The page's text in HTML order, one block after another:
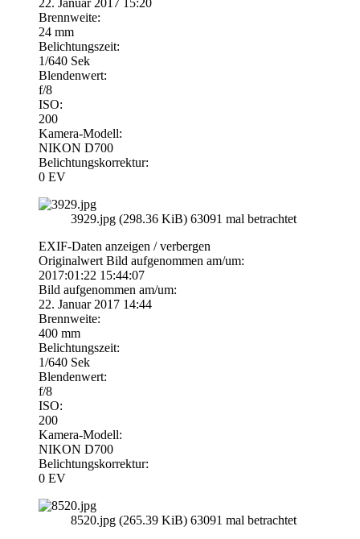
22. Januar 2017 15:20
Brennweite:
24 mm
Belichtungszeit:
1/640 Sek
Blendenwert:
f/8
ISO:
200
Kamera-Modell:
NIKON D700
Belichtungskorrektur:
0 EV
3929.jpg (298.36 KiB) 63091 mal betrachtet
EXIF-Daten anzeigen / verbergen
Originalwert Bild aufgenommen am/um:
2017:01:22 15:44:07
Bild aufgenommen am/um:
22. Januar 2017 14:44
Brennweite:
400 mm
Belichtungszeit:
1/640 Sek
Blendenwert:
f/8
ISO:
200
Kamera-Modell:
NIKON D700
Belichtungskorrektur:
0 EV
8520.jpg (265.39 KiB) 63091 mal betrachtet